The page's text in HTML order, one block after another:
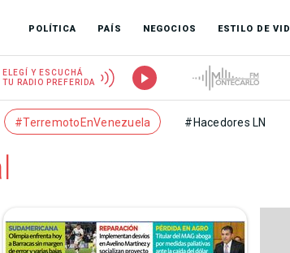
POLÍTICA PAÍS NEGOCIOS ESTILO DE
ELEGÍ Y ESCUCHÁ
TU RADIO PREFERIDA
#TerremotoEnVenezuela #Hacedores LN